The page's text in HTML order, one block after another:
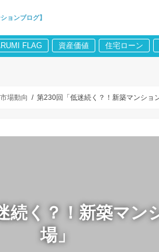
ョンブログ】
FLAG 資産価値 住宅ローン
場動向 第230回「低迷続く？！新築マンショ
続く？！新築マン
場」